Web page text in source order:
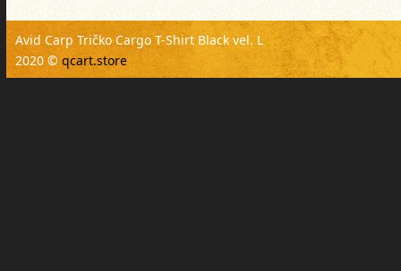
Avid Carp Tričko Cargo T-Shirt Black vel. L
2020 © qcart.store